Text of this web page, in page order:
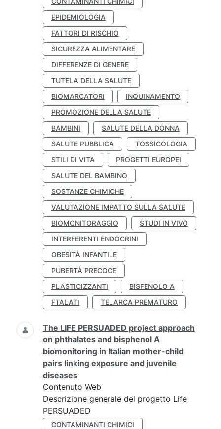
EPIDEMIOLOGIA
FATTORI DI RISCHIO
SICUREZZA ALIMENTARE
DIFFERENZE DI GENERE
TUTELA DELLA SALUTE
BIOMARCATORI
INQUINAMENTO
PROMOZIONE DELLA SALUTE
BAMBINI
SALUTE DELLA DONNA
SALUTE PUBBLICA
TOSSICOLOGIA
STILI DI VITA
PROGETTI EUROPEI
SALUTE DEL BAMBINO
SOSTANZE CHIMICHE
VALUTAZIONE IMPATTO SULLA SALUTE
BIOMONITORAGGIO
STUDI IN VIVO
INTERFERENTI ENDOCRINI
OBESITÀ INFANTILE
PUBERTÀ PRECOCE
PLASTICIZZANTI
BISFENOLO A
FTALATI
TELARCA PREMATURO
The LIFE PERSUADED project approach
on phthalates and bisphenol A
biomonitoring in Italian mother-child
pairs linking exposure and juvenile
diseases
Contenuto Web
Descrizione generale del progetto Life
PERSUADED
CONTAMINANTI CHIMICI